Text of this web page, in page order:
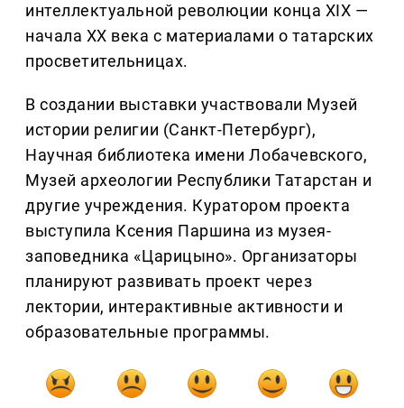
интеллектуальной революции конца XIX —
начала XX века с материалами о татарских
просветительницах.
В создании выставки участвовали Музей
истории религии (Санкт-Петербург),
Научная библиотека имени Лобачевского,
Музей археологии Республики Татарстан и
другие учреждения. Куратором проекта
выступила Ксения Паршина из музея-
заповедника «Царицыно». Организаторы
планируют развивать проект через
лектории, интерактивные активности и
образовательные программы.